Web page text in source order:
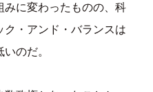
みに変わったものの、科
・アンド・バランスは
のだ。